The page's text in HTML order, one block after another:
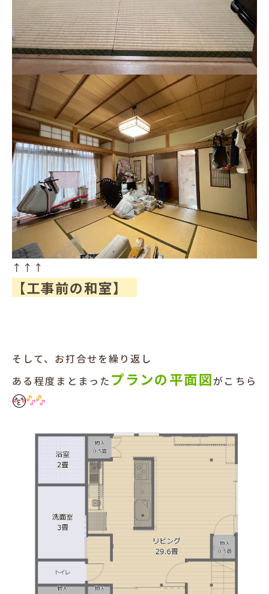
↑↑↑
【工事前の和室】
そして、お打合せを繰り返し
ある程度まとまった プランの平面図がこちら